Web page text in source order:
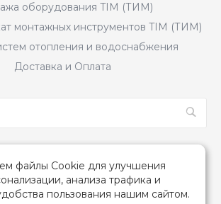
оборудования TIM (ТИМ)
монтажных инструментов TIM (ТИМ)
отопления и водоснабжения
Доставка и Оплата
файлы Cookie для улучшения
анализа трафика и
пользования нашим сайтом.